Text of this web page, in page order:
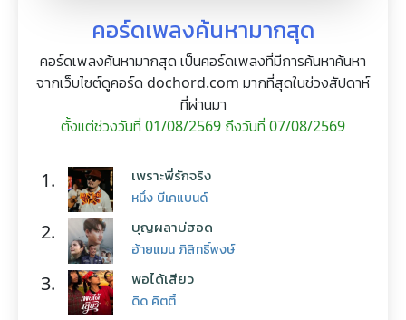
คอร์ดเพลงค้นหามากสุด
คอร์ดเพลงค้นหามากสุด เป็นคอร์ดเพลงที่มีการค้นหาค้นหา
จากเว็บไซต์ดูคอร์ด dochord.com มากที่สุดในช่วงสัปดาห์
ที่ผ่านมา
ตั้งแต่ช่วงวันที่ 01/08/2569 ถึงวันที่ 07/08/2569
1. เพราะพี่รักจริง
หนึ่ง บีเคแบนด์
2. บุญผลาบ่ฮอด
อ้ายแมน ภิสิทธิ์พงษ์
3. พอได้เสียว
ดิด คิตตี้